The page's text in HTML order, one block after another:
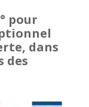
pour
dans
des